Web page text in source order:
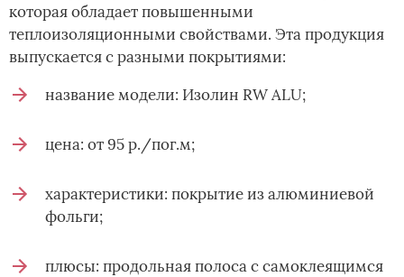
которая обладает повышенными
теплоизоляционными свойствами. Эта продукция
выпускается с разными покрытиями:
название модели: Изолин RW ALU;
цена: от 95 р./пог.м;
характеристики: покрытие из алюминиевой
фольги;
плюсы: продольная полоса с самоклеящимся